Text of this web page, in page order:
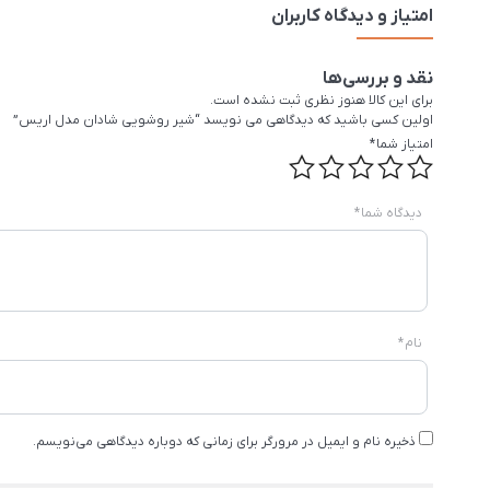
امتیاز و دیدگاه کاربران
نقد و بررسی‌ها
برای این کالا هنوز نظری ثبت نشده است.
اولین کسی باشید که دیدگاهی می نویسد “شیر روشویی شادان مدل اریس”
امتیاز شما*
دیدگاه شما*
نام*
ذخیره نام و ایمیل در مرورگر برای زمانی که دوباره دیدگاهی می‌نویسم.